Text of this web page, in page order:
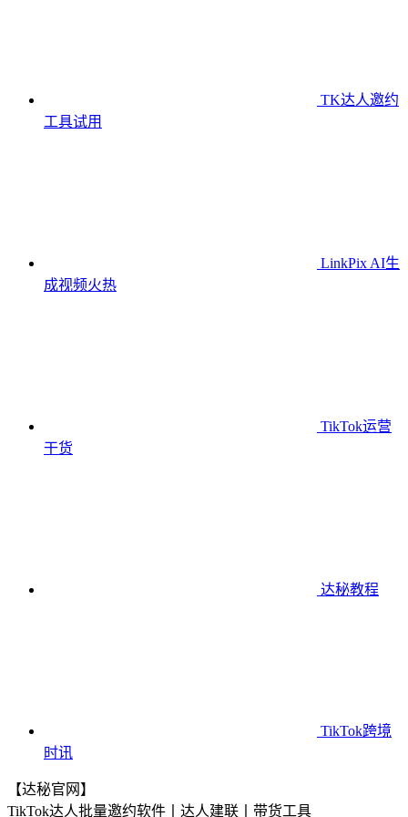
TK达人邀约
工具试用
LinkPix AI生
成视频火热
TikTok运营
干货
达秘教程
TikTok跨境
时讯
【达秘官网】
TikTok达人批量邀约软件丨达人建联丨带货工具